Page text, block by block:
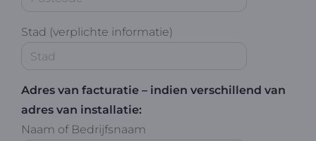
Stad (verplichte informatie)
Adres van facturatie – indien verschillend van
adres van installatie:
Naam of Bedrijfsnaam